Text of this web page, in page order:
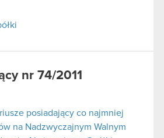
nr 74/2011
posiadający co najmniej
na Nadzwyczajnym Walnym